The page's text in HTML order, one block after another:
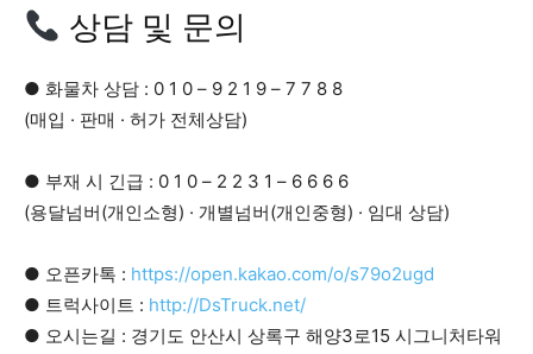
상담 및 문의
● 화물차 상담 : 0 1 0 – 9 2 1 9 – 7 7 8 8
(매입 · 판매 · 허가 전체상담)
● 부재 시 긴급 : 0 1 0 – 2 2 3 1 – 6 6 6 6
(용달넘버(개인소형) · 개별넘버(개인중형) · 임대 상담)
● 오픈카톡 : https://open.kakao.com/o/s79o2ugd
● 트럭사이트 : http://DsTruck.net/
● 오시는길 : 경기도 안산시 상록구 해양3로15 시그니처타워